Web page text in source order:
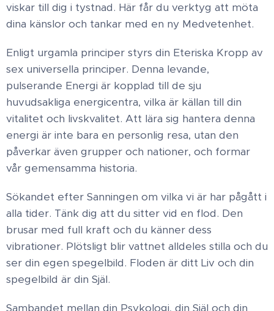
viskar till dig i tystnad. Här får du verktyg att möta
dina känslor och tankar med en ny Medvetenhet.
Enligt urgamla principer styrs din Eteriska Kropp av
sex universella principer. Denna levande,
pulserande Energi är kopplad till de sju
huvudsakliga energicentra, vilka är källan till din
vitalitet och livskvalitet. Att lära sig hantera denna
energi är inte bara en personlig resa, utan den
påverkar även grupper och nationer, och formar
vår gemensamma historia.
Sökandet efter Sanningen om vilka vi är har pågått i
alla tider. Tänk dig att du sitter vid en flod. Den
brusar med full kraft och du känner dess
vibrationer. Plötsligt blir vattnet alldeles stilla och du
ser din egen spegelbild. Floden är ditt Liv och din
spegelbild är din Själ.
Sambandet mellan din Psykologi, din Själ och din